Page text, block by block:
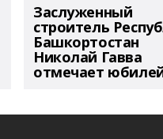
Заслуженный
строитель
Башкортостан
Николай Гавва
отмечает